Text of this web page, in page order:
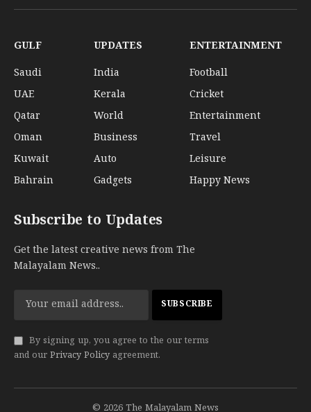
(Twitter)
GULF
Saudi
UAE
Qatar
Oman
Kuwait
Bahrain
UPDATES
India
Kerala
World
Business
Auto
Gadgets
ENTERTAINMENT
Football
Cricket
Entertainment
Travel
Leisure
Happy News
Subscribe to Updates
Get the latest creative news from The
Malayalam News..
By signing up, you agree to the our terms
and our Privacy Policy agreement.
© 2026 The Malayalam News